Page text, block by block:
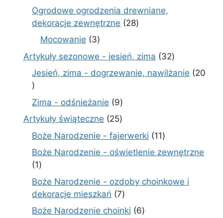
produkty
Ogrodowe ogrodzenia drewniane,
dekoracje zewnętrzne
2828
Mocowanie 33
produkty
Artykuły sezonowe - jesień, zima 3232
produkty
Jesień, zima - dogrzewanie, nawilżanie
20
20
produktów
Zima - odśnieżanie 99
produktów
Artykuły świąteczne 2525
produktów
Boże Narodzenie - fajerwerki 1111
produktów
Boże Narodzenie - oświetlenie zewnętrzne
11
produkt
Boże Narodzenie - ozdoby choinkowe i
dekoracje mieszkań 77
produktów
Boże Narodzenie choinki 66